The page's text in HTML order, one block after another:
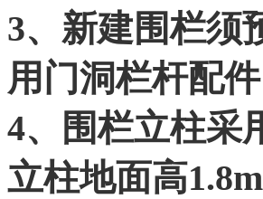
3、新建围栏须
用门洞栏杆配件
4、围栏立柱采
立柱地面高